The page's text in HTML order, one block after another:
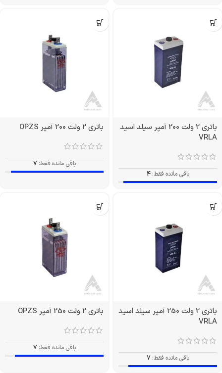
باتری 2 ولت 200 آمپر سیلد اسید
VRLA
باقی مانده فقط: 4
باتری 2 ولت 200 آمپر OPZS
باقی مانده فقط: 7
باتری 2 ولت 250 آمپر سیلد اسید
VRLA
باقی مانده فقط: 7
باتری 2 ولت 250 آمپر OPZS
باقی مانده فقط: 7